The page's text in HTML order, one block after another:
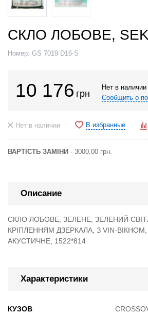
СКЛО ЛОБОВЕ,
Номер: GS 7019 D16-S
10 176 грн
Нет в наличии
Сообщить о
Нет в наличии В избранные
ВАРТІСТЬ ЗАМІНИ - 3000,00 грн.
Описание
СКЛО ЛОБОВЕ, ЗЕЛЕНЕ, ЗЕЛЕНИЙ
КРІПЛЕННЯМ ДЗЕРКАЛА, З VIN-
АКУСТИЧНЕ, 1522*814
Характеристики
КУЗОВ